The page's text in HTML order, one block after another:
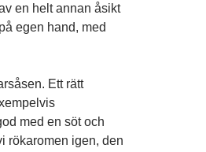
en helt annan åsikt
egen hand, med
Ett rätt
med en söt och
rökaromen igen, den